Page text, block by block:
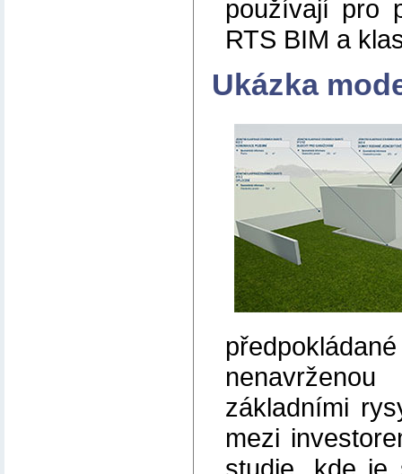
používají pro
RTS BIM a
Ukázka
základními
mezi
studie, kde je